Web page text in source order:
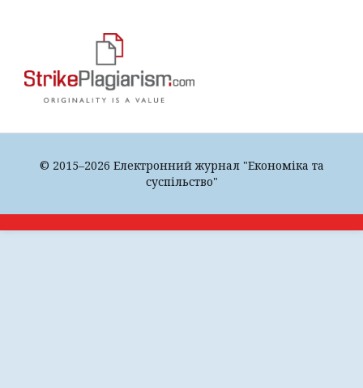
© 2015–2026 Електронний журнал "Економіка та
суспільство"